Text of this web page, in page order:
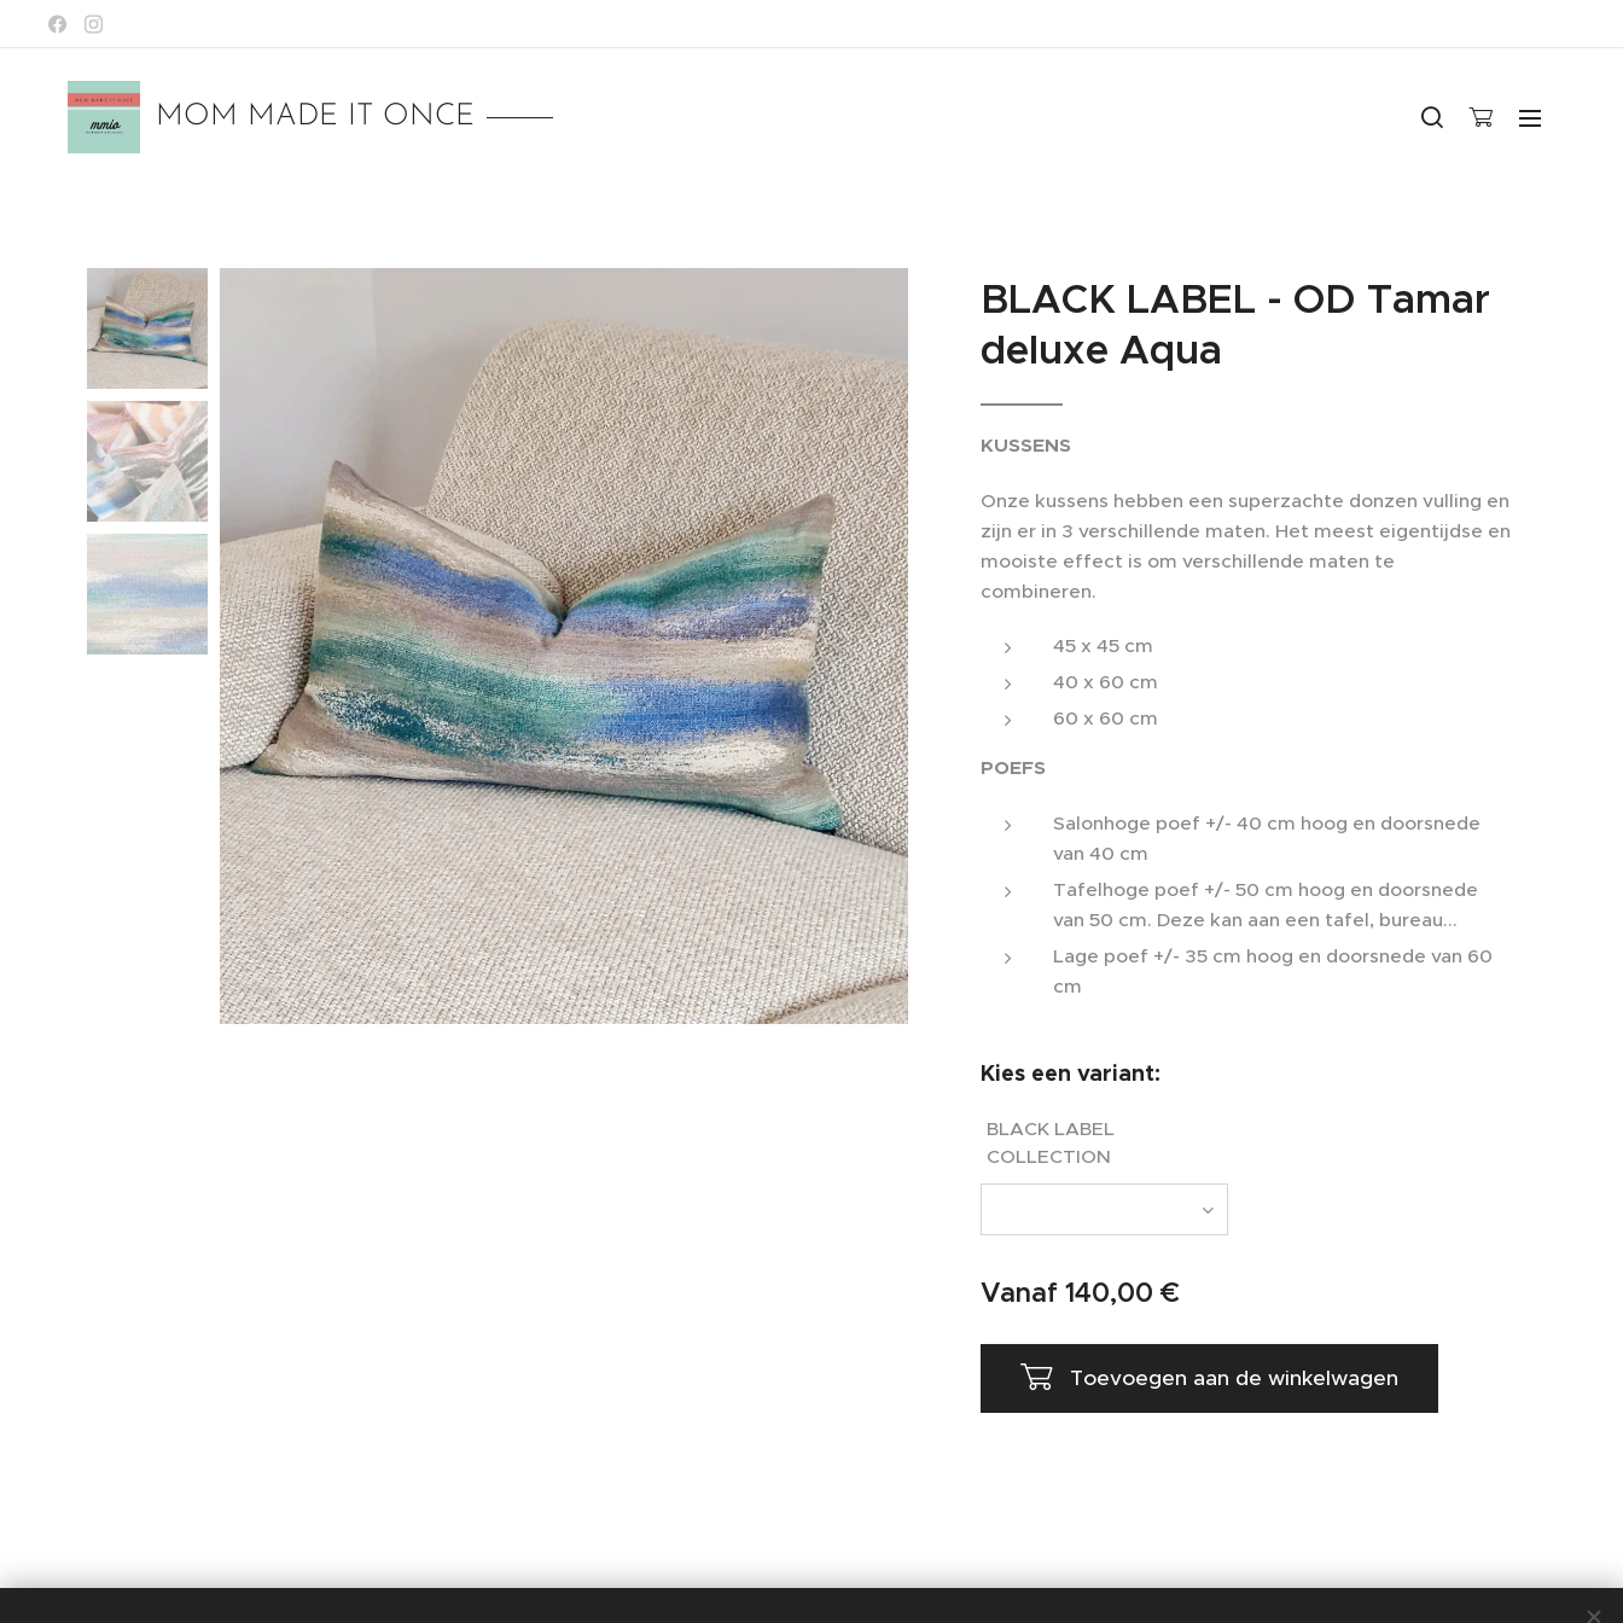
MOM MADE IT ONCE
BLACK LABEL - OD Tamar
deluxe Aqua
KUSSENS
Onze kussens hebben een superzachte donzen vulling en
zijn er in 3 verschillende maten. Het meest eigentijdse en
mooiste effect is om verschillende maten te
combineren.
45 x 45 cm
40 x 60 cm
60 x 60 cm
POEFS
Salonhoge poef +/- 40 cm hoog en doorsnede
van 40 cm
Tafelhoge poef +/- 50 cm hoog en doorsnede
van 50 cm. Deze kan aan een tafel, bureau...
Lage poef +/- 35 cm hoog en doorsnede van 60
cm
Kies een variant:
BLACK LABEL
COLLECTION
Vanaf 140,00 €
Toevoegen aan de winkelwagen